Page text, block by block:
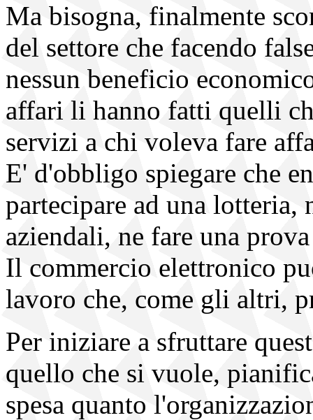
Ma bisogna, finalmente
del settore che facendo
nessun beneficio
affari li hanno fatti quelli
servizi a chi voleva fare
E' d'obbligo spiegare che
partecipare ad una
aziendali, ne fare una
Il commercio elettronico
lavoro che, come gli altri,
Per iniziare a sfruttare
quello che si vuole,
spesa quanto